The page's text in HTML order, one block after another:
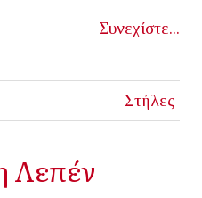
Συνεχίστε...
Στήλες
Λεπέν